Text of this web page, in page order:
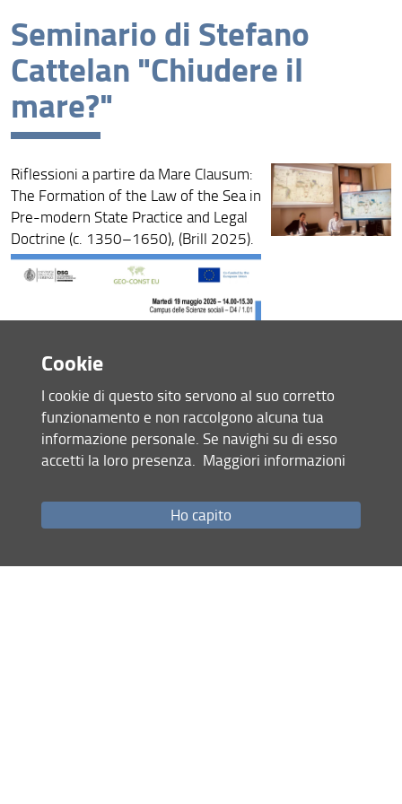
Seminario di Stefano
Cattelan "Chiudere il
mare?"
Riflessioni a partire da Mare Clausum:
The Formation of the Law of the Sea in
Pre-modern State Practice and Legal
Doctrine (c. 1350–1650), (Brill 2025).
News recenti
Archivio
Cookie
I cookie di questo sito servono al suo corretto
funzionamento e non raccolgono alcuna tua
informazione personale. Se navighi su di esso
accetti la loro presenza. Maggiori informazioni
Ho capito